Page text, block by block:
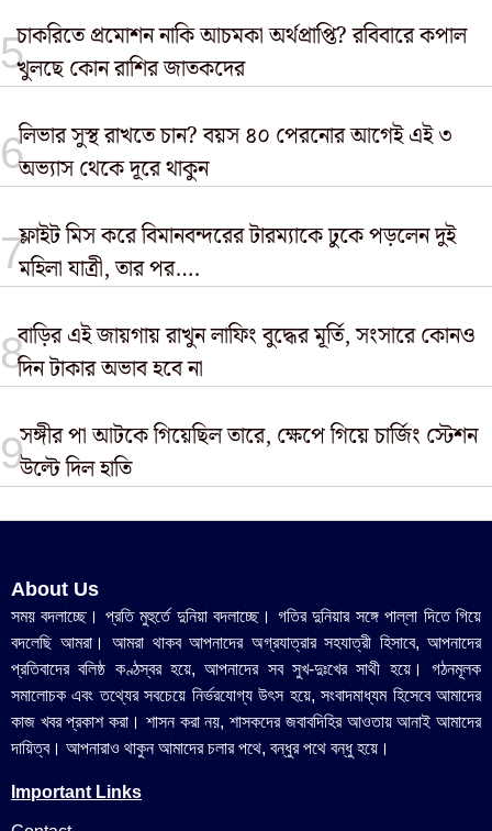
চাকরিতে প্রমোশন নাকি আচমকা অর্থপ্রাপ্তি? রবিবারে কপাল
খুলছে কোন রাশির জাতকদের
লিভার সুস্থ রাখতে চান? বয়স ৪০ পেরনোর আগেই এই ৩
অভ্যাস থেকে দূরে থাকুন
ফ্লাইট মিস করে বিমানবন্দরের টারম্যাকে ঢুকে পড়লেন দুই
মহিলা যাত্রী, তার পর….
বাড়ির এই জায়গায় রাখুন লাফিং বুদ্ধের মূর্তি, সংসারে কোনও
দিন টাকার অভাব হবে না
সঙ্গীর পা আটকে গিয়েছিল তারে, ক্ষেপে গিয়ে চার্জিং স্টেশন
উল্টে দিল হাতি
About Us
সময় বদলাচ্ছে। প্রতি মুহুর্তে দুনিয়া বদলাচ্ছে। গতির দুনিয়ার সঙ্গে পাল্লা দিতে গিয়ে
বদলেছি আমরা। আমরা থাকব আপনাদের অগ্রযাত্রার সহযাত্রী হিসাবে, আপনাদের
প্রতিবাদের বলিষ্ঠ কণ্ঠস্বর হয়ে, আপনাদের সব সুখ-দুঃখের সাথী হয়ে। গঠনমূলক
সমালোচক এবং তথ্যের সবচেয়ে নির্ভরযোগ্য উ‍ৎস হয়ে, সংবাদমাধ্যম হিসেবে আমাদের
কাজ খবর প্রকাশ করা। শাসন করা নয়, শাসকদের জবাবদিহির আওতায় আনাই আমাদের
দায়িত্ব। আপনারাও থাকুন আমাদের চলার পথে, বন্ধুর পথে বন্ধু হয়ে।
Important Links